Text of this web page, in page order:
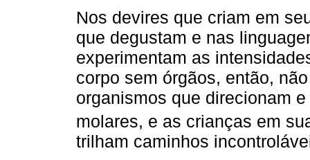
Nos devires que criam em
que degustam e nas
experimentam as
corpo sem órgãos, então,
organismos que direcionam
molares, e as crianças em
trilham caminhos